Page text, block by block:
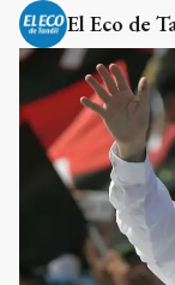
El Eco de